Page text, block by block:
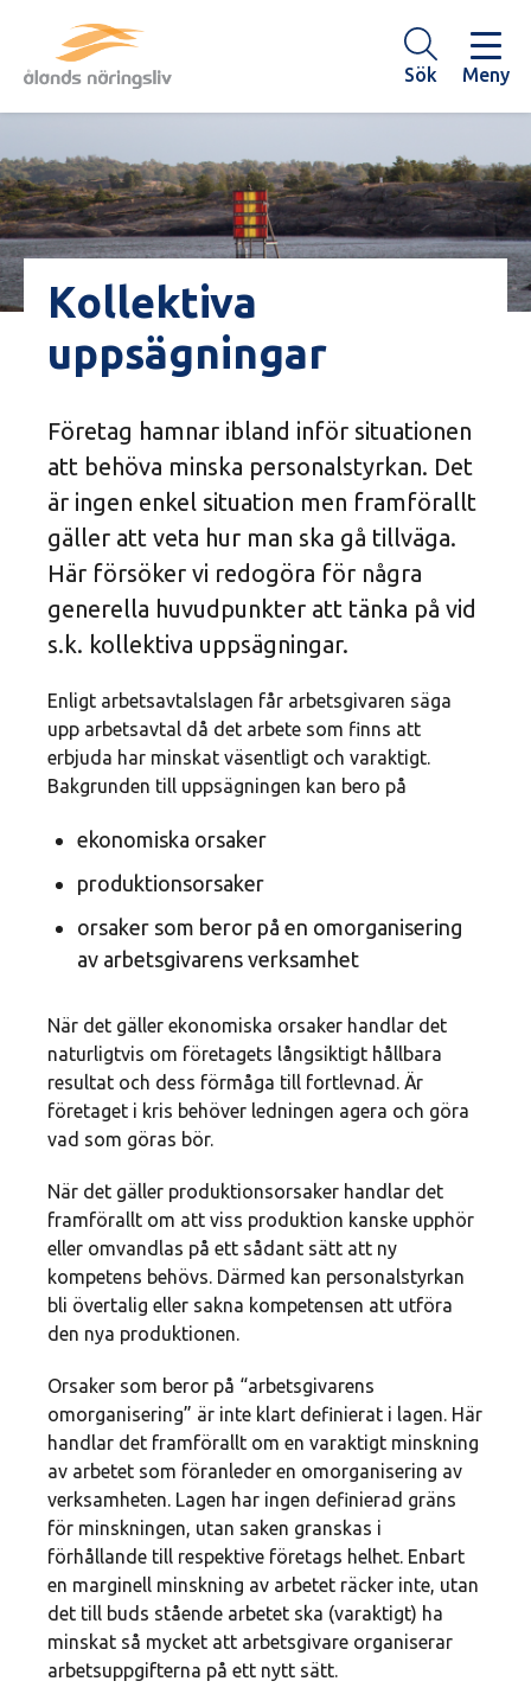
huvudinnehåll
Sök Meny
Kollektiva
uppsägningar
Företag hamnar ibland inför situationen
att behöva minska personalstyrkan. Det
är ingen enkel situation men framförallt
gäller att veta hur man ska gå tillväga.
Här försöker vi redogöra för några
generella huvudpunkter att tänka på vid
s.k. kollektiva uppsägningar.
Enligt arbetsavtalslagen får arbetsgivaren säga
upp arbetsavtal då det arbete som finns att
erbjuda har minskat väsentligt och varaktigt.
Bakgrunden till uppsägningen kan bero på
ekonomiska orsaker
produktionsorsaker
orsaker som beror på en omorganisering
av arbetsgivarens verksamhet
När det gäller ekonomiska orsaker handlar det
naturligtvis om företagets långsiktigt hållbara
resultat och dess förmåga till fortlevnad. Är
företaget i kris behöver ledningen agera och göra
vad som göras bör.
När det gäller produktionsorsaker handlar det
framförallt om att viss produktion kanske upphör
eller omvandlas på ett sådant sätt att ny
kompetens behövs. Därmed kan personalstyrkan
bli övertalig eller sakna kompetensen att utföra
den nya produktionen.
Orsaker som beror på “arbetsgivarens
omorganisering” är inte klart definierat i lagen. Här
handlar det framförallt om en varaktigt minskning
av arbetet som föranleder en omorganisering av
verksamheten. Lagen har ingen definierad gräns
för minskningen, utan saken granskas i
förhållande till respektive företags helhet. Enbart
en marginell minskning av arbetet räcker inte, utan
det till buds stående arbetet ska (varaktigt) ha
minskat så mycket att arbetsgivare organiserar
arbetsuppgifterna på ett nytt sätt.